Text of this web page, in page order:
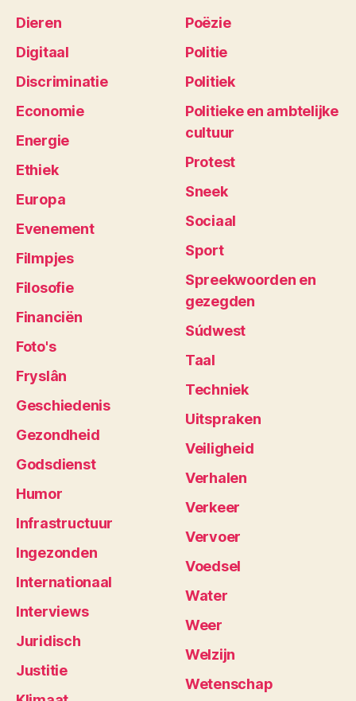
Dieren
Digitaal
Discriminatie
Economie
Energie
Ethiek
Europa
Evenement
Filmpjes
Filosofie
Financiën
Foto's
Fryslân
Geschiedenis
Gezondheid
Godsdienst
Humor
Infrastructuur
Ingezonden
Internationaal
Interviews
Juridisch
Justitie
Poëzie
Politie
Politiek
Politieke en ambtelijke
cultuur
Protest
Sneek
Sociaal
Sport
Spreekwoorden en
gezegden
Súdwest
Taal
Techniek
Uitspraken
Veiligheid
Verhalen
Verkeer
Vervoer
Voedsel
Water
Weer
Welzijn
Wetenschap